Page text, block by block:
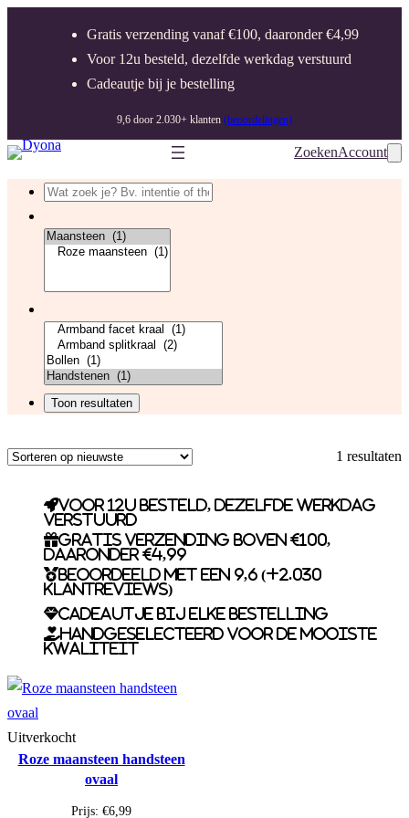
Gratis verzending vanaf €100, daaronder €4,99
Voor 12u besteld, dezelfde werkdag verstuurd
Cadeautje bij je bestelling
9,6 door 2.030+ klanten (beoordelingen)
ZoekenAccount
1 resultaten
Voor 12u besteld, dezelfde werkdag
verstuurd
Gratis verzending boven €100,
daaronder €4,99
Beoordeeld met een 9,6 (+2.030
klantreviews)
Cadeautje bij elke bestelling
Handgeselecteerd voor de mooiste
kwaliteit
Uitverkocht
Roze maansteen handsteen
ovaal
Prijs: €6,99